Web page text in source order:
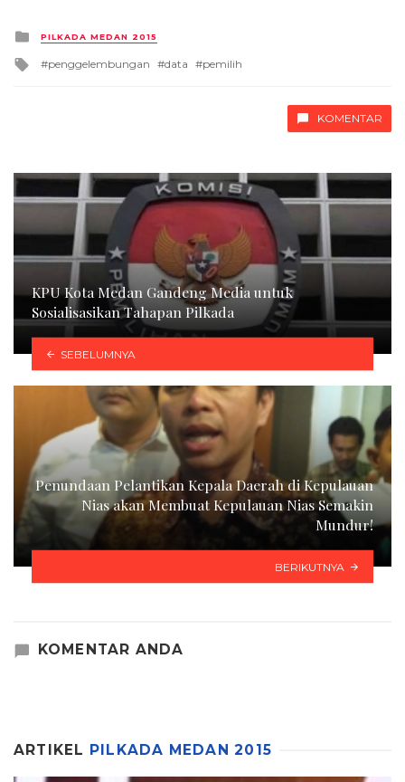
Posted
in
PILKADA MEDAN 2015
Tagged
penggelembungan data pemilih
KOMENTAR
KPU Kota Medan Gandeng Media untuk
Sosialisasikan Tahapan Pilkada
SEBELUMNYA
Penundaan Pelantikan Kepala Daerah di Kepulauan
Nias akan Membuat Kepulauan Nias Semakin
Mundur!
BERIKUTNYA
KOMENTAR ANDA
ARTIKEL PILKADA MEDAN 2015